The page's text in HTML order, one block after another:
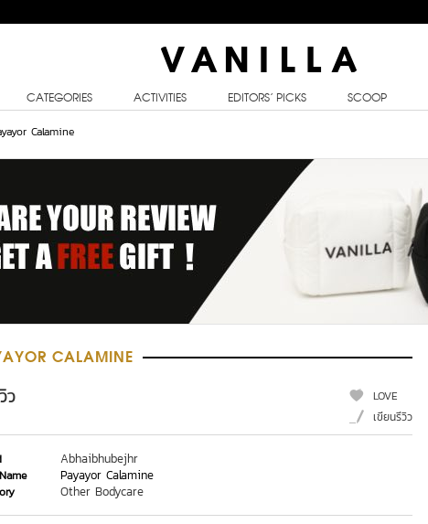
CATEGORIES ACTIVITIES EDITORS’ PICKS SCOOP
Calamine
CALAMINE
ว
LOVE
เขียนรีวิว
Abhaibhubejhr
Payayor Calamine
Other Bodycare